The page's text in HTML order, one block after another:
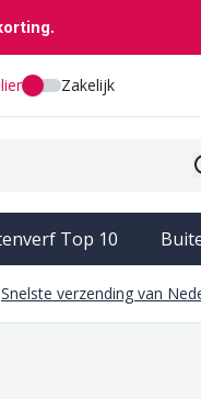
Zakelijk
Top 10
Snelste verzending van